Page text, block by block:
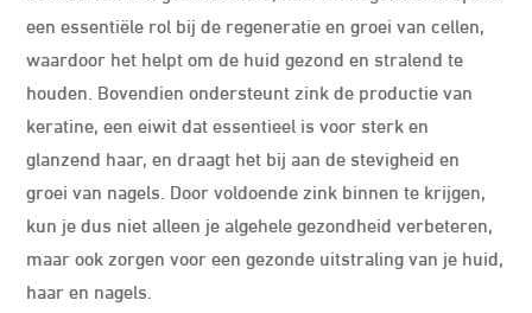
een essentiële rol bij de regeneratie en groei van cellen,
waardoor het helpt om de huid gezond en stralend te
houden. Bovendien ondersteunt zink de productie van
keratine, een eiwit dat essentieel is voor sterk en
glanzend haar, en draagt het bij aan de stevigheid en
groei van nagels. Door voldoende zink binnen te krijgen,
kun je dus niet alleen je algehele gezondheid verbeteren,
maar ook zorgen voor een gezonde uitstraling van je huid,
haar en nagels.